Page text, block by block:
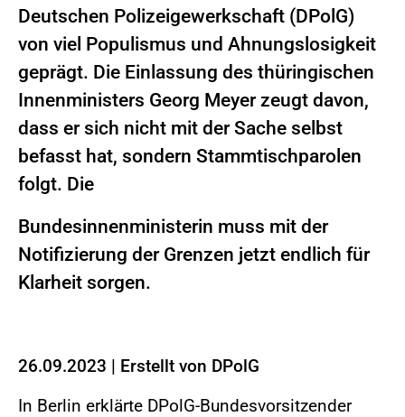
Deutschen Polizeigewerkschaft (DPolG)
von viel Populismus und Ahnungslosigkeit
geprägt. Die Einlassung des thüringischen
Innenministers Georg Meyer zeugt davon,
dass er sich nicht mit der Sache selbst
befasst hat, sondern Stammtischparolen
folgt. Die
Bundesinnenministerin muss mit der
Notifizierung der Grenzen jetzt endlich für
Klarheit sorgen.
26.09.2023 | Erstellt von DPolG
In Berlin erklärte DPolG-Bundesvorsitzender